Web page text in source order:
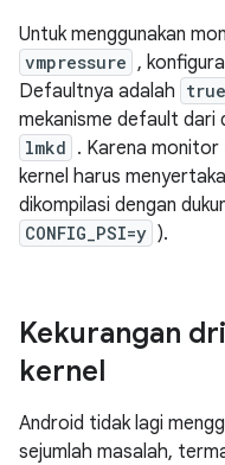
Untuk menggunakan
vmpressure ,
Defaultnya adalah true
mekanisme default dari
lmkd . Karena monitor
kernel harus
dikompilasi dengan
CONFIG_PSI=y ).
Kekurangan
kernel
Android tidak lagi
sejumlah masalah,